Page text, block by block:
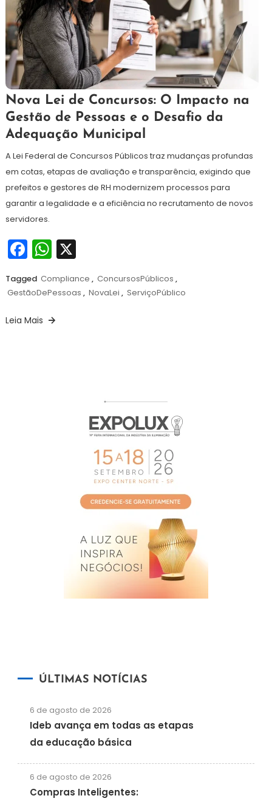
1
de
dezembro
de
Redação
Nova Lei de Concursos: O Impacto na
Gestão de Pessoas e o Desafio da
Adequação Municipal
A Lei Federal de Concursos Públicos traz mudanças profundas
em cotas, etapas de avaliação e transparência, exigindo que
prefeitos e gestores de RH modernizem processos para
garantir a legalidade e a eficiência no recrutamento de novos
servidores.
Facebook
WhatsApp
X
Tagged Compliance , ConcursosPúblicos ,
GestãoDePessoas , NovaLei , ServiçoPúblico
Leia Mais
ÚLTIMAS NOTÍCIAS
6 de agosto de 2026
Ideb avança em todas as etapas
da educação básica
6 de agosto de 2026
Compras Inteligentes: